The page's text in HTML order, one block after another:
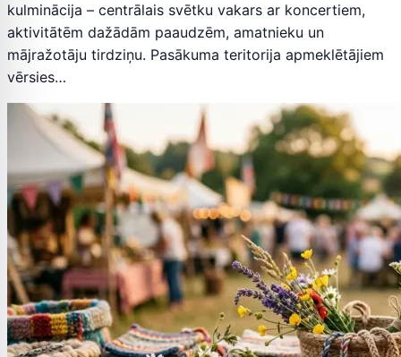
kulminācija – centrālais svētku vakars ar koncertiem,
aktivitātēm dažādām paaudzēm, amatnieku un
mājražotāju tirdziņu. Pasākuma teritorija apmeklētājiem
vērsies…